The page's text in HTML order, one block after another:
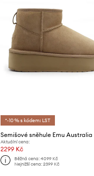
*-10 % s kódem: LST
Aktuální cena:
2299 Kč
Běžná cena: 4099 Kč
Nejnižší cena: 2399 Kč